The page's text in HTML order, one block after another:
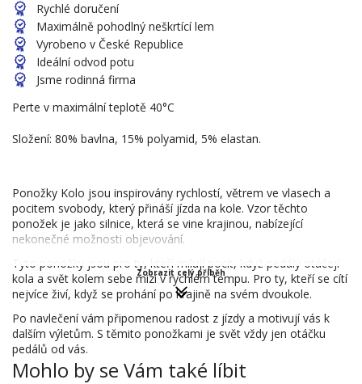
Rychlé doručení
Maximálně pohodlný neškrtící lem
Vyrobeno v České Republice
Ideální odvod potu
Jsme rodinná firma
Perte v maximální teplotě 40°C
Složení: 80% bavlna, 15% polyamid, 5% elastan.
Ponožky Kolo jsou inspirovány rychlostí, větrem ve vlasech a
pocitem svobody, který přináší jízda na kole. Vzor těchto
ponožek je jako silnice, která se vine krajinou, nabízející
nekonečné možnosti objevování.
Tyto ponožky jsou pro ty, kteří milují pocit, když pedály otáčejí
kola a svět kolem sebe mizí v rychlém tempu. Pro ty, kteří se cítí
nejvíce živí, když se prohání po krajině na svém dvoukole.
Po navlečení vám připomenou radost z jízdy a motivují vás k
dalším výletům. S těmito ponožkami je svět vždy jen otáčku
pedálů od vás.
Zobrazit celý příběh
Mohlo by se Vám také líbit